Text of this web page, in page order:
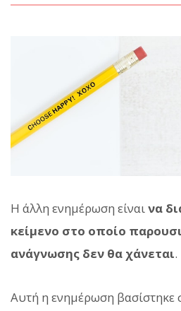
Η άλλη ενημέρωση είναινα
κείμενο στο οποίο
ανάγνωσης δεν θα χάνεται.
Αυτή η ενημέρωση βασίστηκε